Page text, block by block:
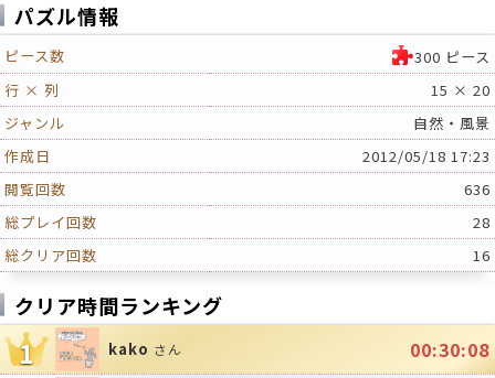
パズル情報
ピース数
300 ピース
行 × 列
15 × 20
ジャンル
自然・風景
作成日
2012/05/18 17:23
閲覧回数
636
総プレイ回数
28
総クリア回数
16
クリア時間ランキング
1 kako さん 00:30:08